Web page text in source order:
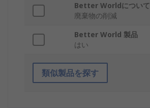
Better Worldについて
廃棄物の削減
Better World 製品
はい
類似製品を探す